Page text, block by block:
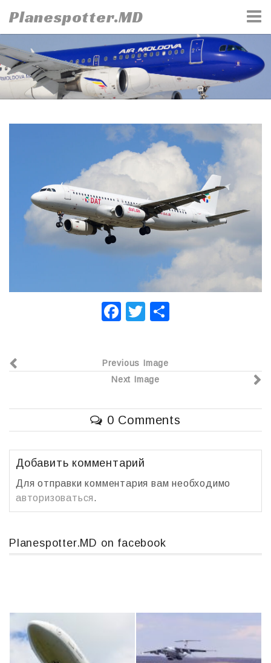
to
content
Planespotter.MD
F
e
b
o
o
k
T
er р
в
и
т
Previous Image
Next Image
0 Comments
Добавить комментарий
Для отправки комментария вам необходимо
авторизоваться.
Planespotter.MD on facebook